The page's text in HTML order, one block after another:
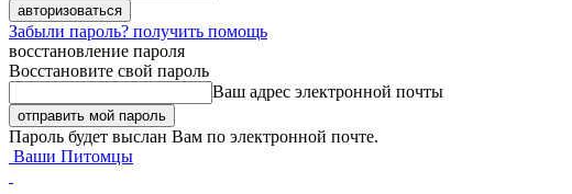
Забыли пароль? получить помощь
восстановление пароля
Восстановите свой пароль
Ваш адрес электронной почты
Пароль будет выслан Вам по электронной почте.
Ваши Питомцы